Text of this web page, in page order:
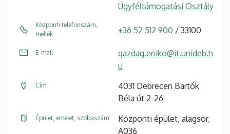
Ügyféltámogatási Osztály
Központi telefonszám,
mellék
+36 52 512 900 / 33100
E-mail
gazdag.eniko@it.unideb.h
u
Cím
4031 Debrecen Bartók
Béla út 2-26
Épület, emelet, szobaszám
Központi épület, alagsor,
A036